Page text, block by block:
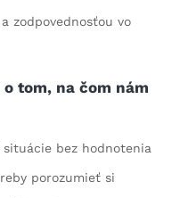
zodpovednosťou vo
tom, na čom nám
bez hodnotenia
porozumieť si